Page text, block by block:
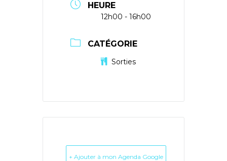
HEURE
12h00 - 16h00
CATÉGORIE
Sorties
+ Ajouter à mon Agenda Google